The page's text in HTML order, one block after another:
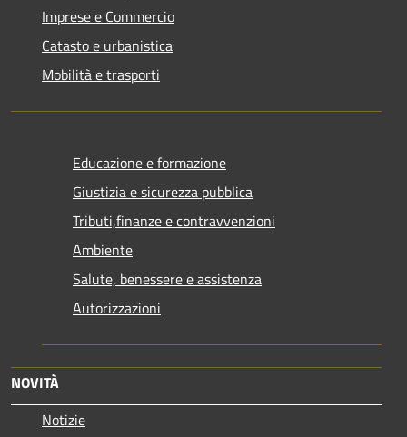
Imprese e Commercio
Catasto e urbanistica
Mobilità e trasporti
Educazione e formazione
Giustizia e sicurezza pubblica
Tributi,finanze e contravvenzioni
Ambiente
Salute, benessere e assistenza
Autorizzazioni
NOVITÀ
Notizie